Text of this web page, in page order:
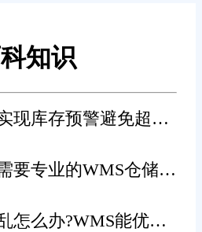
知识
现库存预警避免超卖
要专业的WMS仓储管
怎么办?WMS能优化